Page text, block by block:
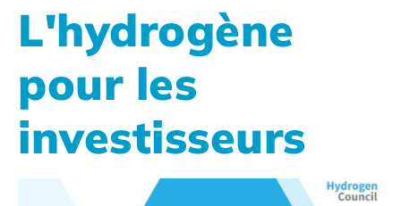
L'hydrogène
pour les
investisseurs